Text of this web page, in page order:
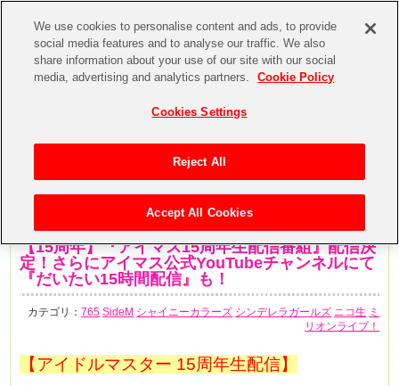
【15周年】『アイマス15周年生配信番組』配信決
定！さらにアイマス公式YouTubeチャンネルにて
『だいたい15時間配信』も！
カテゴリ：765 SideM シャイニーカラーズ シンデレラガールズ ニコ生 ミ
リオンライブ！
【アイドルマスター 15周年生配信】
We use cookies to personalise content and ads, to provide
social media features and to analyse our traffic. We also
share information about your use of our site with our social
media, advertising and analytics partners.
Cookie Policy
Cookies Settings
Reject All
Accept All Cookies